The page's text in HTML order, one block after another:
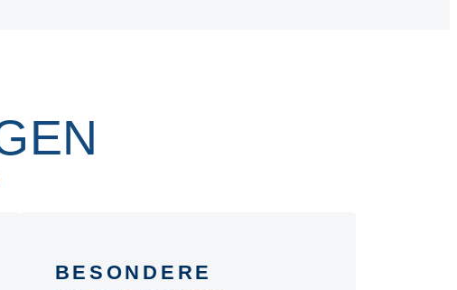
BESONDERE